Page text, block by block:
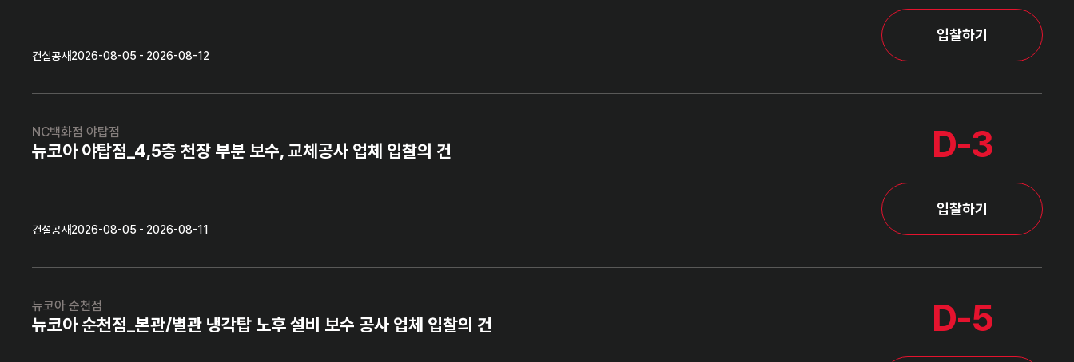
건설공사2026-08-05 - 2026-08-12
입찰하기
NC백화점 야탑점
뉴코아 야탑점_4,5층 천장 부분 보수, 교체공사 업체 입찰의 건
건설공사2026-08-05 - 2026-08-11
D-3
입찰하기
뉴코아 순천점
뉴코아 순천점_본관/별관 냉각탑 노후 설비 보수 공사 업체 입찰의 건 D-5